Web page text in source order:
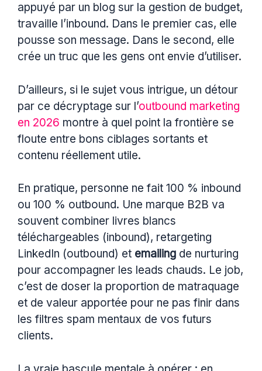
appuyé par un blog sur la gestion de budget,
travaille l’inbound. Dans le premier cas, elle
pousse son message. Dans le second, elle
crée un truc que les gens ont envie d’utiliser.
D’ailleurs, si le sujet vous intrigue, un détour
par ce décryptage sur l’outbound marketing
en 2026 montre à quel point la frontière se
floute entre bons ciblages sortants et
contenu réellement utile.
En pratique, personne ne fait 100 % inbound
ou 100 % outbound. Une marque B2B va
souvent combiner livres blancs
téléchargeables (inbound), retargeting
LinkedIn (outbound) et emailing de nurturing
pour accompagner les leads chauds. Le job,
c’est de doser la proportion de matraquage
et de valeur apportée pour ne pas finir dans
les filtres spam mentaux de vos futurs
clients.